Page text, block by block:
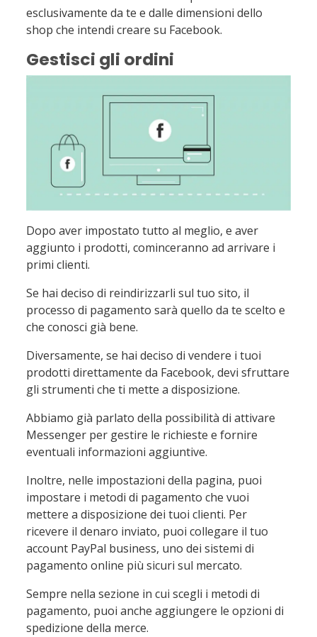
esclusivamente da te e dalle dimensioni dello
shop che intendi creare su Facebook.
Gestisci gli ordini
Dopo aver impostato tutto al meglio, e aver
aggiunto i prodotti, cominceranno ad arrivare i
primi clienti.
Se hai deciso di reindirizzarli sul tuo sito, il
processo di pagamento sarà quello da te scelto e
che conosci già bene.
Diversamente, se hai deciso di vendere i tuoi
prodotti direttamente da Facebook, devi sfruttare
gli strumenti che ti mette a disposizione.
Abbiamo già parlato della possibilità di attivare
Messenger per gestire le richieste e fornire
eventuali informazioni aggiuntive.
Inoltre, nelle impostazioni della pagina, puoi
impostare i metodi di pagamento che vuoi
mettere a disposizione dei tuoi clienti. Per
ricevere il denaro inviato, puoi collegare il tuo
account PayPal business, uno dei sistemi di
pagamento online più sicuri sul mercato.
Sempre nella sezione in cui scegli i metodi di
pagamento, puoi anche aggiungere le opzioni di
spedizione della merce.